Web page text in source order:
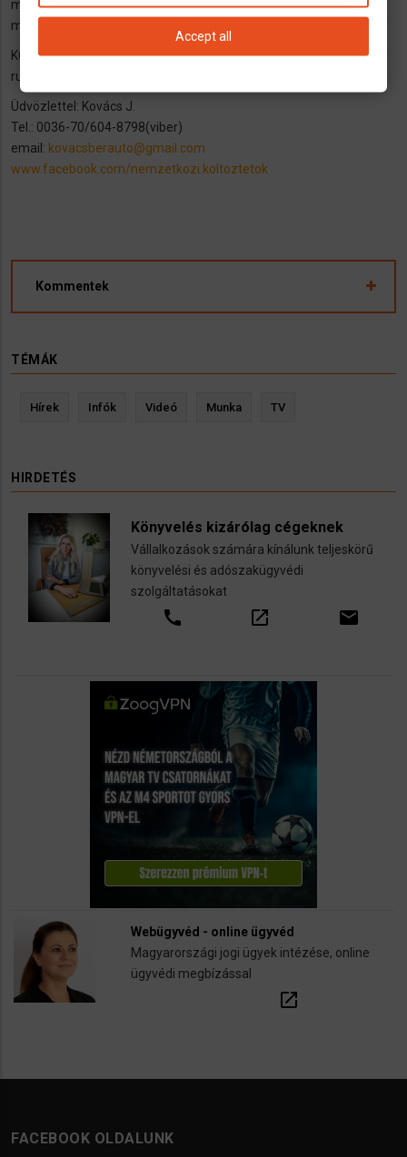
mit (pontos mennyiség méretekkel)
mikor (tól - ig időhatár)
KÖLTÖZTETÉS esetén bel- és külföldön is az útvonal és időpont
rugalmas, az árak alacsonyak.
Üdvözlettel: Kovács J.
Tel.: 0036-70/604-8798(viber)
email: kovacsberauto@gmail.com
www.facebook.com/nemzetkozi.koltoztetok
Kommentek
TÉMÁK
Hírek Infók Videó Munka TV
HIRDETÉS
Könyvelés kizárólag cégeknek
Vállalkozások számára kínálunk teljeskörű
könyvelési és adószakügyvédi
szolgáltatásokat
call open_in_new email
Webügyvéd - online ügyvéd
Magyarországi jogi ügyek intézése, online
ügyvédi megbízással
open_in_new
FACEBOOK OLDALUNK
Accept all